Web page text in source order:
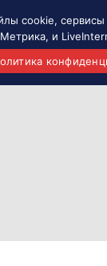
cookie, сервисы
и